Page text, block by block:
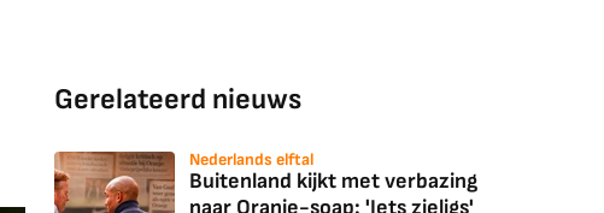
Gerelateerd nieuws
Nederlands elftal
Buitenland kijkt met verbazing
naar Oranje-soap: 'Iets zieligs'